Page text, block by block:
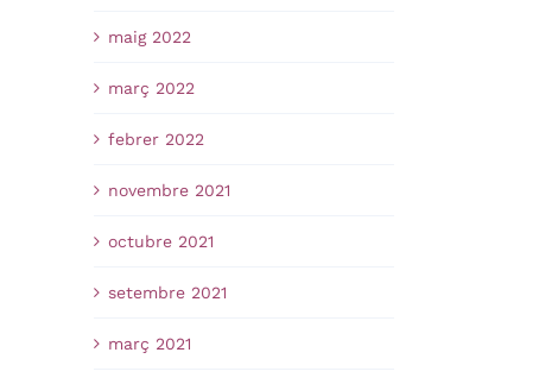
maig 2022
març 2022
febrer 2022
novembre 2021
octubre 2021
setembre 2021
març 2021